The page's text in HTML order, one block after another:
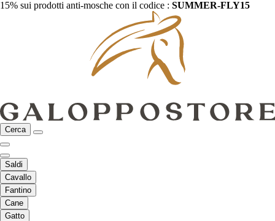
15% sui prodotti anti-mosche con il codice : SUMMER-FLY15
Cerca
Saldi
Cavallo
Fantino
Cane
Gatto